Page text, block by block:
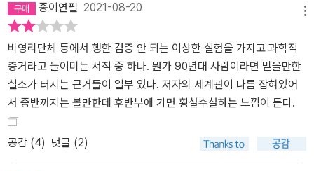
uantum force과 소통하는 것은 감정의 언어이다. 디바인 매트릭스
가 인식하는 언어는 바로 우리의 느낌인 것이다. (154쪽) 저자는 물
리학·생명과학·뇌과학·인지과학의 주요한 실험 결과를 통해 해빙·끌
어당김의 법칙에 대한 더 깊은 차원의 이해를 제공한다. 그뿐만 아니
라, 그러한 과학적 발견들이 동서양 지혜 전통과도 뚜렷한 상관관계
를 가지며, 양쪽의 관점을 서로 면밀히 교차시켜 들여다볼 때 비로소
우리 일상에서 실천적 가치를 발휘함을 역설한다. 첫 번째 실험에서,
포포닌은 인간 DNA가 빛의 파동에 직접적 영향을 준다는 사실을 입
증했다. 두 번째 실험에서 육군 과학자들은 우리가 DNA와 수백 킬로
종이연필 2021-08-20
비영리단체 등에서 행한 검증 안 되는 이상한 실험을 가지고 과학적
증거라고 들이미는 서적 중 하나. 뭔가 90년대 사람이라면 믿을만한
실소가 터지는 근거들이 일부 있다. 저자의 세계관이 나름 잡혀있어
서 중반까지는 볼만한데 후반부에 가면 횡설수설하는 느낌이 든다.
공감 (4) 댓글 (2)